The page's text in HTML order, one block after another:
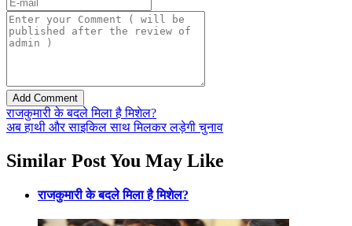
राजकुमारी के बदले मिला है मिशेल?
अब हाथी और साइकिल साथ मिलकर लड़ेगी चुनाव
Similar Post You May Like
राजकुमारी के बदले मिला है मिशेल?